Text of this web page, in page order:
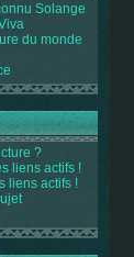
Solange
du monde
?
liens actifs !
liens actifs !